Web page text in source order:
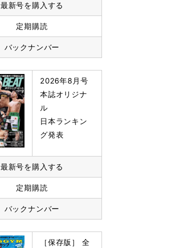
最新号を購入する
定期購読
バックナンバー
2026年8月号
本誌オリジナ
ル
日本ランキン
グ発表
最新号を購入する
定期購読
バックナンバー
［保存版］ 全